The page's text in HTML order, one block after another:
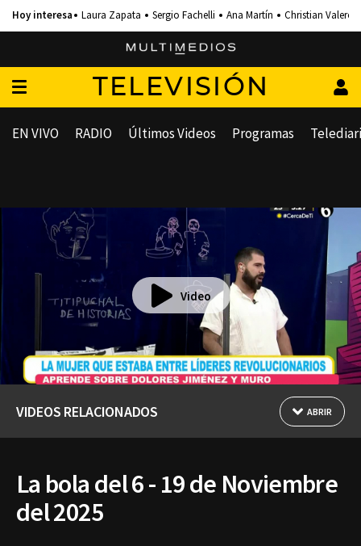
Laura Zapata Sergio Fachelli Ana Martín Christian Valero
TELEVISIÓN
EN VIVO RADIO Últimos Videos Programas
Video
VIDEOS RELACIONADOS ABRIR
La bola del 6 - 19 de Noviembre
del 2025